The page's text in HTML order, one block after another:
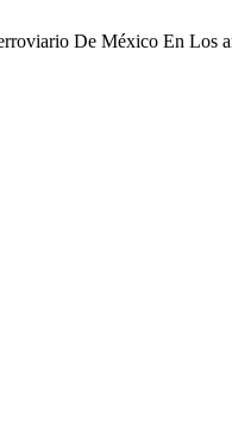
De México En Los